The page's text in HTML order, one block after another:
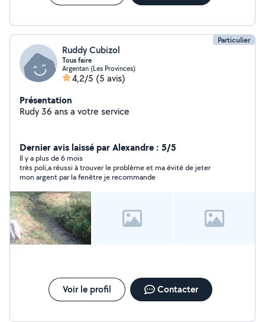
Particulier
Ruddy Cubizol
Tous faire
Argentan (Les Provinces)
4,2/5 (5 avis)
Présentation
Rudy 36 ans a votre service
Dernier avis laissé par Alexandre : 5/5
Il y a plus de 6 mois
très poli,a réussi à trouver le problème et ma évité de jeter
mon argent par la fenêtre je recommande
Voir le profil Contacter